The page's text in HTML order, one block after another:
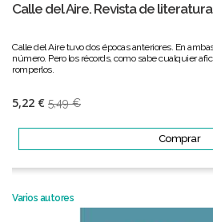
Calle del Aire. Revista de
Calle del Aire tuvo dos épocas anteriores. En
número. Pero los récords, como sabe cualquier
romperlos.
5,22 € 5,49 €
Comprar
Varios autores